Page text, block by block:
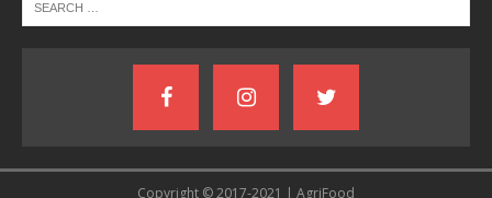
Copyright © 2017-2021 | AgriFood